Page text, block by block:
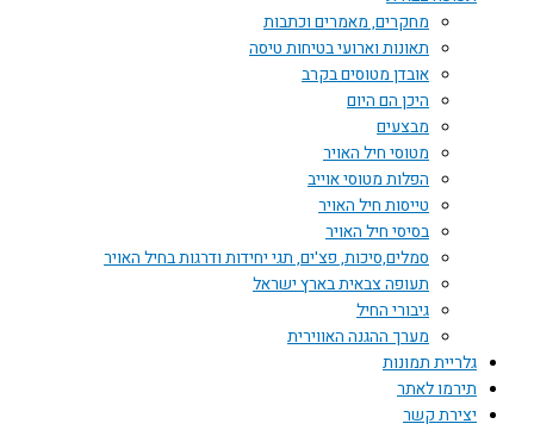
מחקרים, מאמרים וכתבות
תאונות וארועי בטיחות טיסה
אובדן מטוסים בקרב
היכן הם היום
מבצעים
מטוסי חיל האויר
הפלות מטוסי אוייב
טייסות חיל האויר
בסיסי חיל האויר
סמלים,סיכות, פצ'ים, תגי יחידות ודרגות בחיל האויר
תעופה צבאית בארץ ישראל
גיבורי החיל
מערך ההגנה האווירית
גלריית תמונות
תירמו לאתר
יצירת קשר